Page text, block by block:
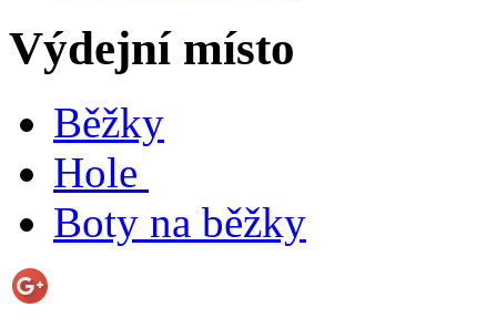
Výdejní místo
Běžky
Hole
Boty na běžky